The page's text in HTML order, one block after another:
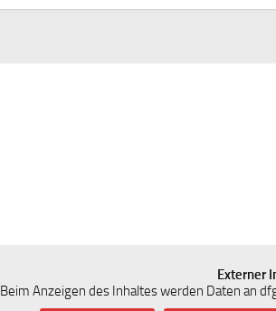
Externer
Beim Anzeigen des Inhaltes werden Daten an